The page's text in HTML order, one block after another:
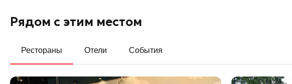
Рядом с этим местом
Рестораны Отели События